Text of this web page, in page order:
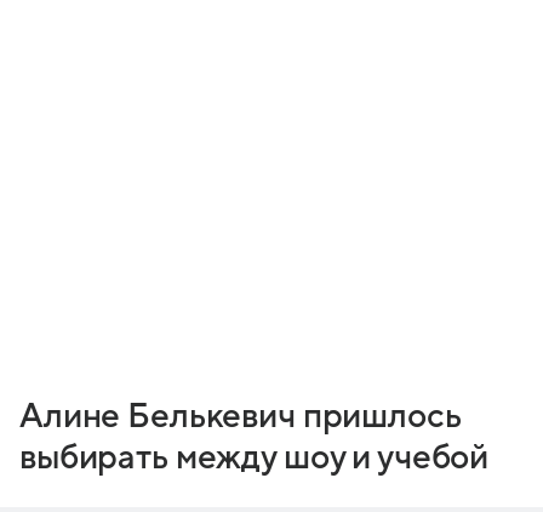
Алине Белькевич пришлось
выбирать между шоу и учебой